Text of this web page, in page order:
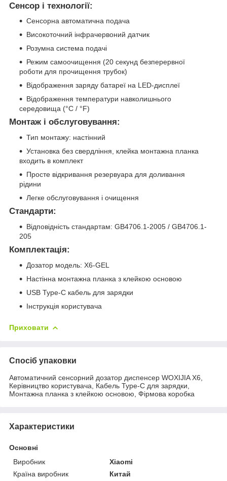
Сенсор і технології:
Сенсорна автоматична подача
Високоточний інфрачервоний датчик
Розумна система подачі
Режим самоочищення (20 секунд безперервної
роботи для прочищення трубок)
Відображення заряду батареї на LED-дисплеї
Відображення температури навколишнього
середовища (°C / °F)
Монтаж і обслуговування:
Тип монтажу: настінний
Установка без свердління, клейка монтажна планка
входить в комплект
Просте відкривання резервуара для доливання
рідини
Легке обслуговування і очищення
Стандарти:
Відповідність стандартам: GB4706.1-2005 / GB4706.1-
205
Комплектація:
Дозатор модель: X6-GEL
Настінна монтажна планка з клейкою основою
USB Type-C кабель для зарядки
Інструкція користувача
Приховати
Спосіб упаковки
Автоматичний сенсорний дозатор диспенсер WOXIJIA X6,
Керівництво користувача, Кабель Type-C для зарядки,
Монтажна планка з клейкою основою, Фірмова коробка
Характеристики
Основні
Виробник
Xiaomi
Країна виробник
Китай